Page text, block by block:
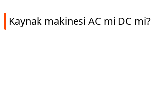
Kaynak makinesi AC mi DC mi?